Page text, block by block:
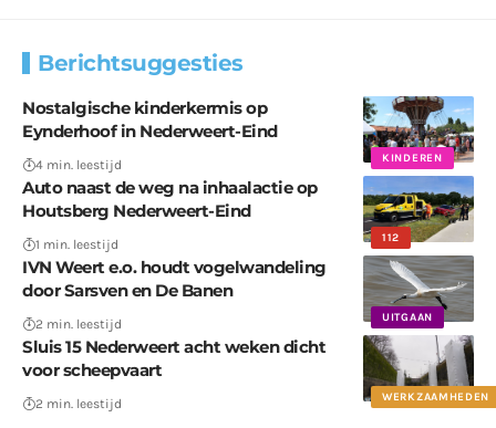
Berichtsuggesties
KINDEREN
Nostalgische kinderkermis op
Eynderhoof in Nederweert-Eind
4 min. leestijd
112
Auto naast de weg na inhaalactie op
Houtsberg Nederweert-Eind
1 min. leestijd
UITGAAN
IVN Weert e.o. houdt vogelwandeling
door Sarsven en De Banen
2 min. leestijd
WERKZAAMHEDEN
Sluis 15 Nederweert acht weken dicht
voor scheepvaart
2 min. leestijd